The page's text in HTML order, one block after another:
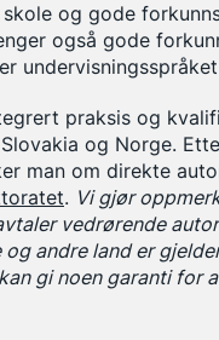
og gode
også gode
praksis og
og Norge.
man om direkte
. Vi gjør
vedrørende
andre land er
gi noen garanti for